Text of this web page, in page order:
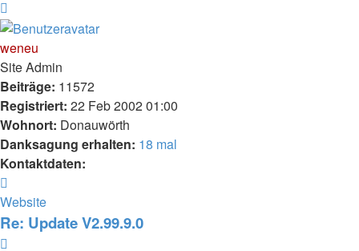
oben
weneu
Site Admin
Beiträge: 11572
Registriert: 22 Feb 2002 01:00
Wohnort: Donauwörth
Danksagung erhalten: 18 mal
Kontaktdaten:
von
weneu
Website
Re: Update V2.99.9.0